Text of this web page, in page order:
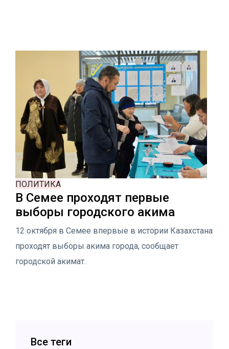
ПОЛИТИКА
В Семее проходят первые
выборы городского акима
12 октября в Семее впервые в истории Казахстана
проходят выборы акима города, сообщает
городской акимат.
Все теги